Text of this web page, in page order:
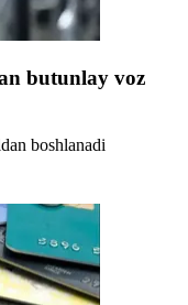
butunlay voz
boshlanadi